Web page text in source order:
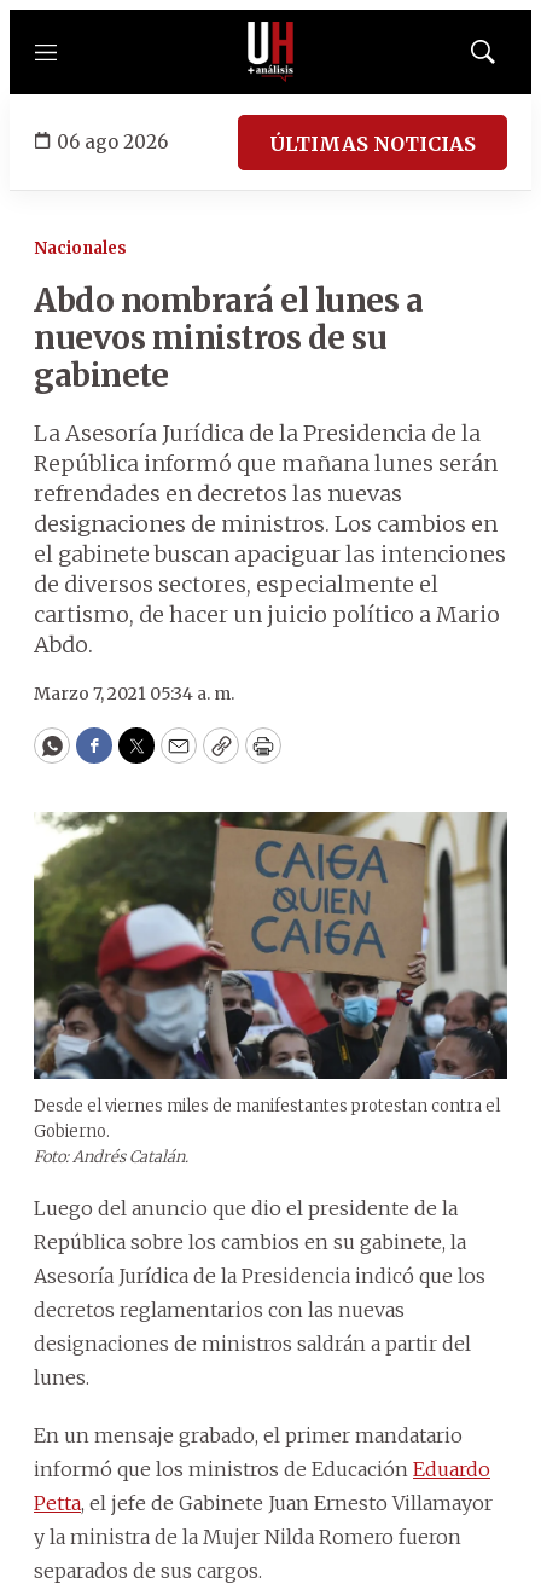
Menú
Mostrar
06 ago 2026 ÚLTIMAS NOTICIAS
Nacionales
Abdo nombrará el lunes a
nuevos ministros de su
gabinete
La Asesoría Jurídica de la Presidencia de la
República informó que mañana lunes serán
refrendades en decretos las nuevas
designaciones de ministros. Los cambios en
el gabinete buscan apaciguar las intenciones
de diversos sectores, especialmente el
cartismo, de hacer un juicio político a Mario
Abdo.
Marzo 7, 2021 05:34 a. m.
WhatsApp
Facebook
Twitter
EmailCopyPrint
Desde el viernes miles de manifestantes protestan contra el
Gobierno.
Foto: Andrés Catalán.
Luego del anuncio que dio el presidente de la
República sobre los cambios en su gabinete, la
Asesoría Jurídica de la Presidencia indicó que los
decretos reglamentarios con las nuevas
designaciones de ministros saldrán a partir del
lunes.
En un mensaje grabado, el primer mandatario
informó que los ministros de Educación Eduardo
Petta, el jefe de Gabinete Juan Ernesto Villamayor
y la ministra de la Mujer Nilda Romero fueron
separados de sus cargos.